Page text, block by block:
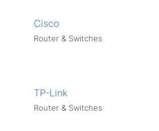
Cisco
Router & Switches
TP-Link
Router & Switches